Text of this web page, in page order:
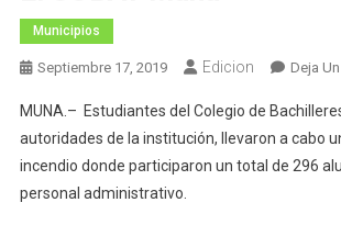
Municipios
Septiembre 17, 2019 Edicion Deja
MUNA.– Estudiantes del Colegio de
autoridades de la institución, llevaron a cabo
incendio donde participaron un total de 296
personal administrativo.